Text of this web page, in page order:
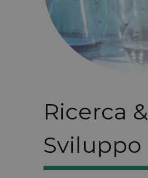
Ricerca &
Sviluppo